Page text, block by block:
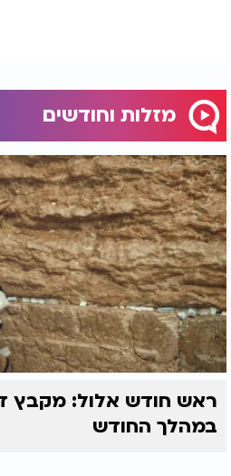
מזלות וחודשים
ראש חודש אלול: מקבץ
במהלך החודש